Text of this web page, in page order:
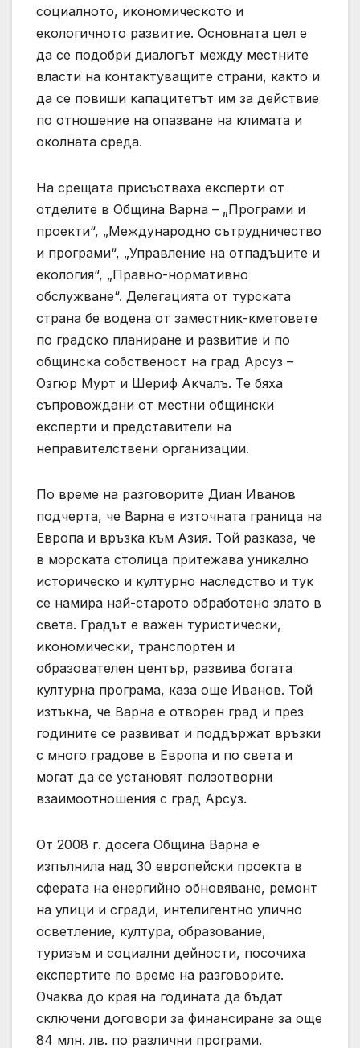
социалното, икономическото и
екологичното развитие. Основната цел е
да се подобри диалогът между местните
власти на контактуващите страни, както и
да се повиши капацитетът им за действие
по отношение на опазване на климата и
околната среда.
На срещата присъстваха експерти от
отделите в Община Варна – „Програми и
проекти“, „Международно сътрудничество
и програми“, „Управление на отпадъците и
екология“, „Правно-нормативно
обслужване“. Делегацията от турската
страна бе водена от заместник-кметовете
по градско планиране и развитие и по
общинска собственост на град Арсуз –
Озгюр Мурт и Шериф Акчалъ. Те бяха
съпровождани от местни общински
експерти и представители на
неправителствени организации.
По време на разговорите Диан Иванов
подчерта, че Варна е източната граница на
Европа и връзка към Азия. Той разказа, че
в морската столица притежава уникално
историческо и културно наследство и тук
се намира най-старото обработено злато в
света. Градът е важен туристически,
икономически, транспортен и
образователен център, развива богата
културна програма, каза още Иванов. Той
изтъкна, че Варна е отворен град и през
годините се развиват и поддържат връзки
с много градове в Европа и по света и
могат да се установят ползотворни
взаимоотношения с град Арсуз.
От 2008 г. досега Община Варна е
изпълнила над 30 европейски проекта в
сферата на енергийно обновяване, ремонт
на улици и сгради, интелигентно улично
осветление, култура, образование,
туризъм и социални дейности, посочиха
експертите по време на разговорите.
Очаква до края на годината да бъдат
сключени договори за финансиране за още
84 млн. лв. по различни програми.